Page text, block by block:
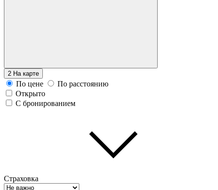
2 На карте
По цене
По расстоянию
Открыто
С бронированием
Страховка